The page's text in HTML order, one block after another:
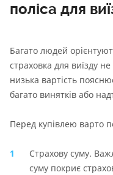
поліса для
Багато людей
страховка для виїзду
низька вартість
багато винятків або
Перед купівлею варто
Страхову суму.
суму покриє